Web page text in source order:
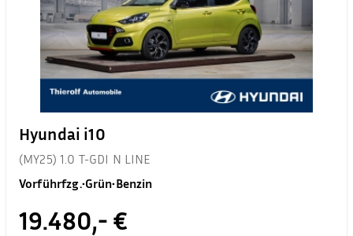
Hyundai i10
(MY25) 1.0 T-GDI N LINE
Vorführfzg.•Grün•Benzin
19.480,- €